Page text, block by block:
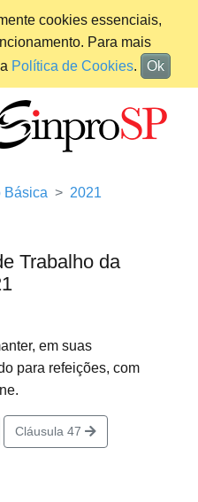
cookies essenciais,
Para mais
Política de Cookies. Ok
Básica
2021
Trabalho da
em suas
para refeições, com
Cláusula 47